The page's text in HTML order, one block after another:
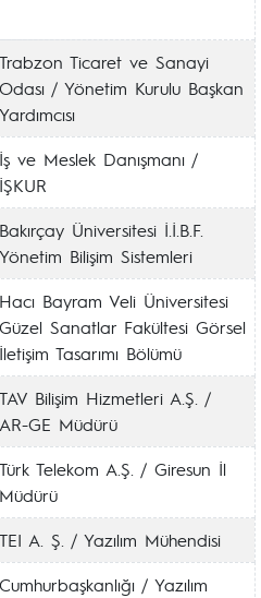
Trabzon Ticaret ve Sanayi
Odası / Yönetim Kurulu Başkan
Yardımcısı
İş ve Meslek Danışmanı /
İŞKUR
Bakırçay Üniversitesi İ.İ.B.F.
Yönetim Bilişim Sistemleri
Hacı Bayram Veli Üniversitesi
Güzel Sanatlar Fakültesi Görsel
İletişim Tasarımı Bölümü
TAV Bilişim Hizmetleri A.Ş. /
AR-GE Müdürü
Türk Telekom A.Ş. / Giresun İl
Müdürü
TEI A. Ş. / Yazılım Mühendisi
Cumhurbaşkanlığı / Yazılım